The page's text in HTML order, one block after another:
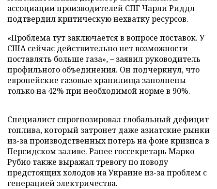
ассоциации производителей СПГ Чарли Риддл
подтвердил критическую нехватку ресурсов.
«Проблема тут заключается в вопросе поставок. У
США сейчас действительно нет возможности
поставлять больше газа», – заявил руководитель
профильного объединения. Он подчеркнул, что
европейские газовые хранилища заполнены
только на 42% при необходимой норме в 90%.
Специалист спрогнозировал глобальный дефицит
топлива, который затронет даже азиатские рынки
из-за производственных потерь на фоне кризиса в
Персидском заливе. Ранее госсекретарь Марко
Рубио также выражал тревогу по поводу
предстоящих холодов на Украине из-за проблем с
генерацией электричества.